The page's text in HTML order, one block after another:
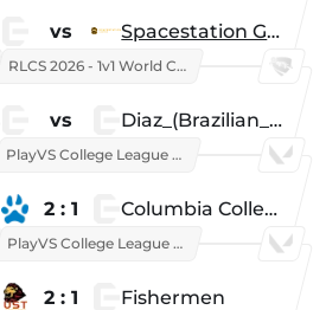
vs Spacestation Gaming
RLCS 2026 - 1v1 World Championship
vs Diaz_(Brazilian_Player)
PlayVS College League 2025: Fall
2 : 1 Columbia College
PlayVS College League 2025: Fall
2 : 1 Fishermen